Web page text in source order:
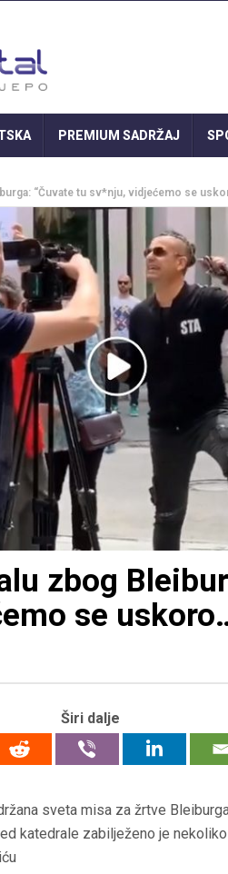
PREMIUM SADRŽAJ
“Čuvate tu sv*nju, vidjećemo se
zbog
se
Širi dalje
sveta misa za žrtve
katedrale zabilježeno je